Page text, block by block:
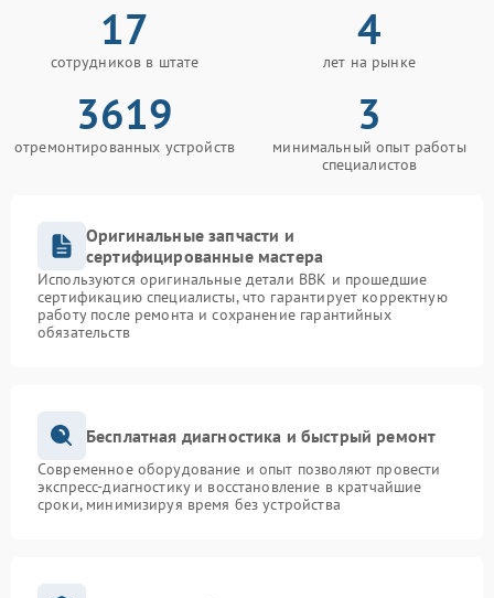
17
сотрудников в штате
4
лет на рынке
3619
отремонтированных устройств
3
минимальный опыт работы
специалистов
Оригинальные запчасти и
сертифицированные мастера
Используются оригинальные детали BBK и прошедшие
сертификацию специалисты, что гарантирует корректную
работу после ремонта и сохранение гарантийных
обязательств
Бесплатная диагностика и быстрый ремонт
Современное оборудование и опыт позволяют провести
экспресс-диагностику и восстановление в кратчайшие
сроки, минимизируя время без устройства